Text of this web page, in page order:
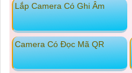
Lắp Camera Có Ghi Âm
Camera Có Đọc Mã QR